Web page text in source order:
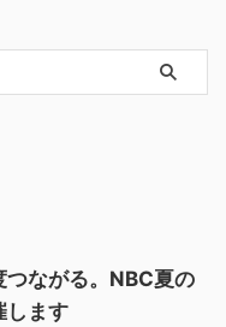
つながる。NBC夏の
します